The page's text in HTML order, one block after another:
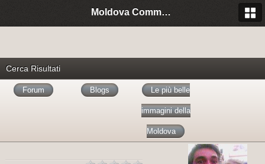
Moldova Community Italia
Cerca Risultati
Forum Blogs Le più belle
immagini della
Moldova